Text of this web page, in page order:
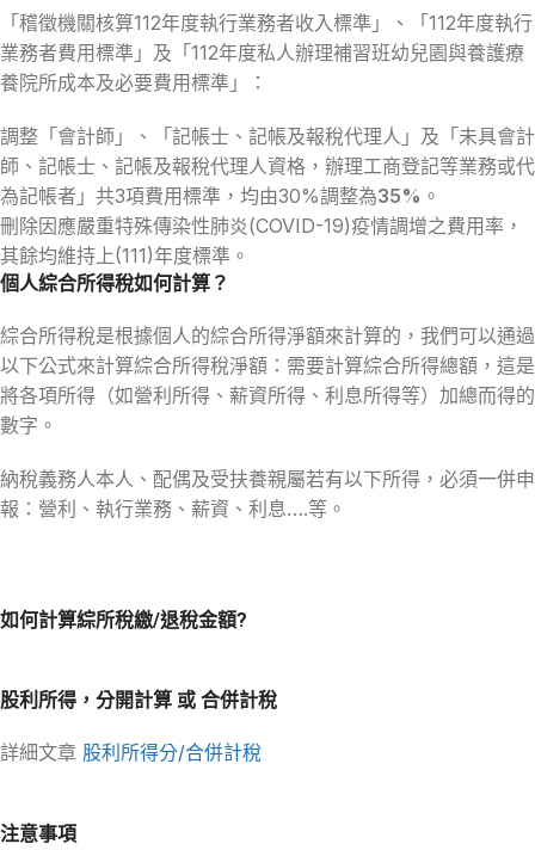
「稽徵機關核算112年度執行業務者收入標準」、「112年度執行
業務者費用標準」及「112年度私人辦理補習班幼兒園與養護療
養院所成本及必要費用標準」：
調整「會計師」、「記帳士、記帳及報稅代理人」及「未具會計
師、記帳士、記帳及報稅代理人資格，辦理工商登記等業務或代
為記帳者」共3項費用標準，均由30%調整為35% 。
刪除因應嚴重特殊傳染性肺炎(COVID-19)疫情調增之費用率，
其餘均維持上(111)年度標準。
個人綜合所得稅如何計算？
綜合所得稅是根據個人的綜合所得淨額來計算的，我們可以通過
以下公式來計算綜合所得稅淨額：需要計算綜合所得總額，這是
將各項所得（如營利所得、薪資所得、利息所得等）加總而得的
數字。
納稅義務人本人、配偶及受扶養親屬若有以下所得，必須一併申
報：營利、執行業務、薪資、利息….等。
如何計算綜所稅繳/退稅金額?
股利所得，分開計算 或 合併計稅
詳細文章 股利所得分/合併計稅
注意事項